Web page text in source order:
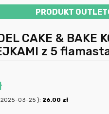
PRODUKT
CAKE & BAKE
z 5
2025-03-25 ):26,00 zł